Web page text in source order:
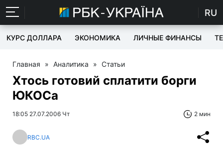
RU
КУРС ДОЛЛАРА ЭКОНОМИКА ЛИЧНЫЕ ФИНАНСЫ
Главная » Аналитика » Статьи
Хтось готовий сплатити борги
ЮКОСа
18:05 27.07.2006 Чт 2 мин
RBC.UA